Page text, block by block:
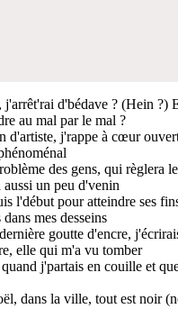
j'arrêt'rai d'bédave ? (Hein ?)
au mal par le mal ?
d'artiste, j'rappe à cœur
des gens, qui règlera
un peu d'venin
l'début pour atteindre ses
mes desseins
goutte d'encre,
elle qui m'a vu tomber
j'partais en couille et
dans la ville, tout est noir